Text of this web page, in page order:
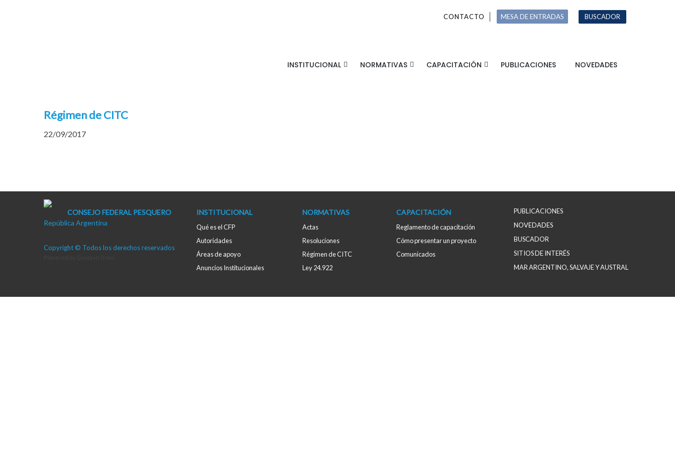
CONTACTO MESA DE ENTRADAS BUSCADOR
INSTITUCIONAL NORMATIVAS CAPACITACIÓN PUBLICACIONES NOVEDADES
Régimen de CITC
22/09/2017
INSTITUCIONAL
Qué es el CFP
Autoridades
Áreas de apoyo
Anuncios Institucionales
NORMATIVAS
Actas
Resoluciones
Régimen de CITC
Ley 24.922
CAPACITACIÓN
Reglamento de capacitación
Cómo presentar un proyecto
Comunicados
PUBLICACIONES
NOVEDADES
BUSCADOR
SITIOS DE INTERÉS
MAR ARGENTINO, SALVAJE Y AUSTRAL
CONSEJO FEDERAL PESQUERO
República Argentina
Copyright © Todos los derechos reservados